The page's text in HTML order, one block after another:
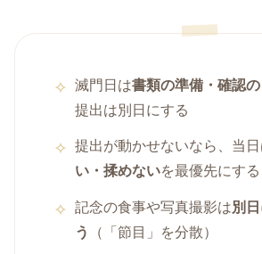
滅門日は書類の準備・確認の
提出は別日にする
提出が動かせないなら、当
い・揉めないを最優先にする
記念の食事や写真撮影は別
う
（「節目」を分散）